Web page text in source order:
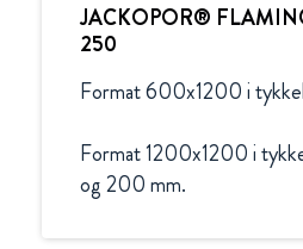
JACKOPOR®
250
Format 600x1200 i
Format 1200x1200 i
og 200 mm.